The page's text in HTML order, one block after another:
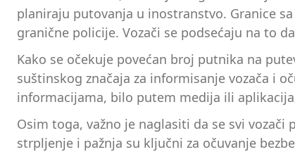
planiraju putovanja u inostranstvo. Granice
granične policije. Vozači se podsećaju na to
Kako se očekuje povećan broj putnika na
suštinskog značaja za informisanje vozača i
informacijama, bilo putem medija ili
Osim toga, važno je naglasiti da se svi
strpljenje i pažnja su ključni za očuvanje